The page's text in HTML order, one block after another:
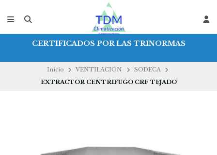
CERTIFICADOS POR LAS TRINORMAS
Inicio VENTILACIÓN
SODECA
EXTRACTOR CENTRIFUGO CRF TEJADO